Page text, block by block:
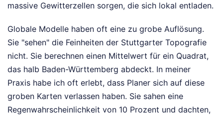
massive Gewitterzellen sorgen, die sich lokal entladen.
Globale Modelle haben oft eine zu grobe Auflösung.
Sie "sehen" die Feinheiten der Stuttgarter Topografie
nicht. Sie berechnen einen Mittelwert für ein Quadrat,
das halb Baden-Württemberg abdeckt. In meiner
Praxis habe ich oft erlebt, dass Planer sich auf diese
groben Karten verlassen haben. Sie sahen eine
Regenwahrscheinlichkeit von 10 Prozent und dachten,